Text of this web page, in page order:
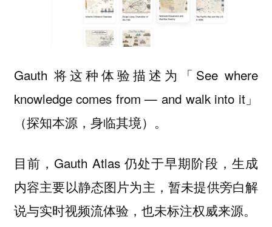
Gauth 将这种体验描述为「See where
knowledge comes from — and walk into it」
（探知本源，身临其境）。
目前，Gauth Atlas 仍处于早期阶段，生成
内容主要以静态图片为主，暂未提供旁白解
说与实时视频流体验，也未标注权威来源。